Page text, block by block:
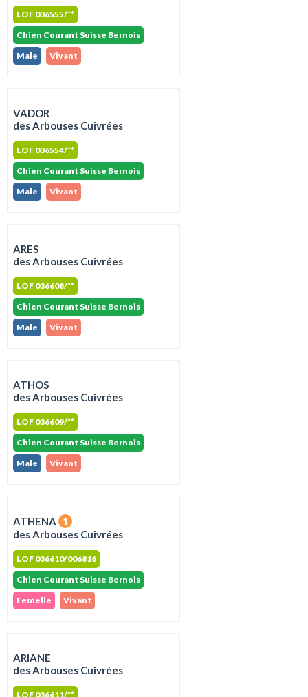
LOF 036555/**
Chien Courant Suisse Bernois
Male
Vivant
VADOR
des Arbouses Cuivrées
LOF 036554/**
Chien Courant Suisse Bernois
Male
Vivant
ARES
des Arbouses Cuivrées
LOF 036608/**
Chien Courant Suisse Bernois
Male
Vivant
ATHOS
des Arbouses Cuivrées
LOF 036609/**
Chien Courant Suisse Bernois
Male
Vivant
ATHENA
1
des Arbouses Cuivrées
LOF 036610/006816
Chien Courant Suisse Bernois
Femelle
Vivant
ARIANE
des Arbouses Cuivrées
LOF 036611/**